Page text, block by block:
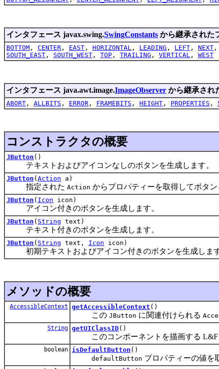
インタフェース javax.swing.SwingConstants から継承された
BOTTOM , CENTER , EAST , HORIZONTAL , LEADING , LEFT , NEXT
SOUTH_EAST , SOUTH_WEST , TOP , TRAILING , VERTICAL , WEST
インタフェース java.awt.image.ImageObserver から継承され
ABORT , ALLBITS , ERROR , FRAMEBITS , HEIGHT , PROPERTIES ,
コンストラクタの概要
JButton ()
テキストおよびアイコンなしのボタンを生成します。
JButton ( Action a)
指定された Action からプロパティーを取得してボタ
JButton ( Icon icon)
アイコン付きのボタンを生成します。
JButton ( String text)
テキスト付きのボタンを生成します。
JButton ( String text, Icon icon)
初期テキストおよびアイコン付きのボタンを生成しま
メソッドの概要
AccessibleContext getAccessibleContext ()
この JButton に関連付けられる
String getUIClassID()
このコンポーネントを描画する L&F
boolean isDefaultButton ()
defaultButton プロパティーの値を